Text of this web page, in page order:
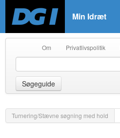
Min Idræt
Om Privatlivspolitik
Søgeguide
Turnering/Stævne søgning med hold